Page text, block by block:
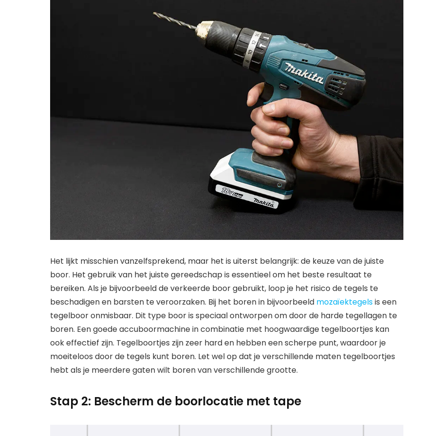
Het lijkt misschien vanzelfsprekend, maar het is uiterst belangrijk: de keuze van de juiste
boor. Het gebruik van het juiste gereedschap is essentieel om het beste resultaat te
bereiken. Als je bijvoorbeeld de verkeerde boor gebruikt, loop je het risico de tegels te
beschadigen en barsten te veroorzaken. Bij het boren in bijvoorbeeld mozaïektegelsis een
tegelboor onmisbaar. Dit type boor is speciaal ontworpen om door de harde tegellagen te
boren. Een goede accuboormachine in combinatie met hoogwaardige tegelboortjes kan
ook effectief zijn. Tegelboortjes zijn zeer hard en hebben een scherpe punt, waardoor je
moeiteloos door de tegels kunt boren. Let wel op dat je verschillende maten tegelboortjes
hebt als je meerdere gaten wilt boren van verschillende grootte.
Stap 2: Bescherm de boorlocatie met tape